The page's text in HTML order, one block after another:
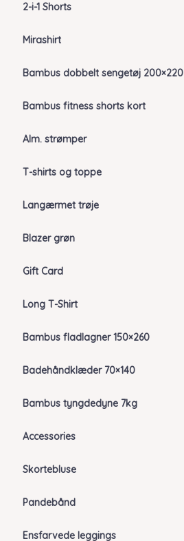
2-i-1 Shorts
Mirashirt
Bambus dobbelt sengetøj 200×220
Bambus fitness shorts kort
Alm. strømper
T-shirts og toppe
Langærmet trøje
Blazer grøn
Gift Card
Long T-Shirt
Bambus fladlagner 150×260
Badehåndklæder 70×140
Bambus tyngdedyne 7kg
Accessories
Skortebluse
Pandebånd
Ensfarvede leggings